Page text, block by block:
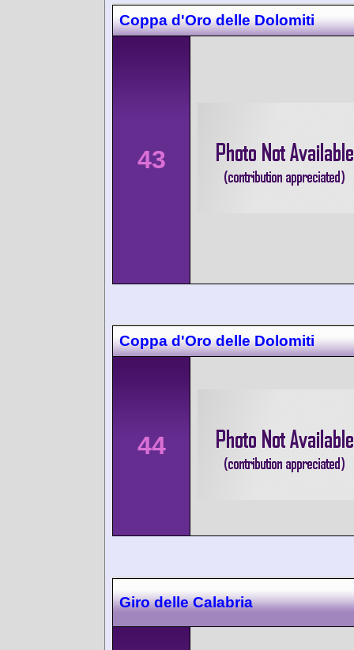
Coppa d'Oro delle Dolomiti
43
Coppa d'Oro delle Dolomiti
44
Giro delle Calabria